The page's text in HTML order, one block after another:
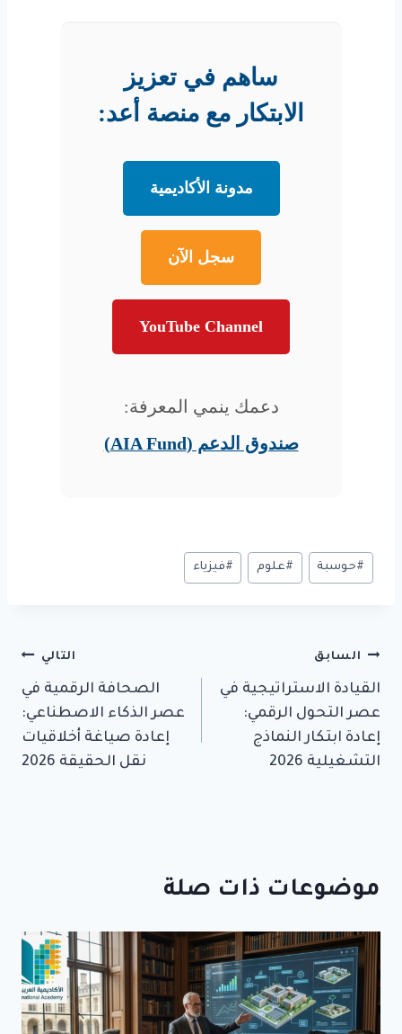
ساهم في تعزيز
الابتكار مع منصة أعد:
مدونة الأكاديمية
سجل الآن
YouTube Channel
دعمك ينمي المعرفة:
صندوق الدعم (AIA Fund)
وسوم
المقال:
#حوسبة #علوم #فيزياء
تصفّح
المقالات
السابق
القيادة الاستراتيجية في
عصر التحول الرقمي:
إعادة ابتكار النماذج
التشغيلية 2026
التالي
الصحافة الرقمية في
عصر الذكاء الاصطناعي:
إعادة صياغة أخلاقيات
نقل الحقيقة 2026
موضوعات ذات صلة